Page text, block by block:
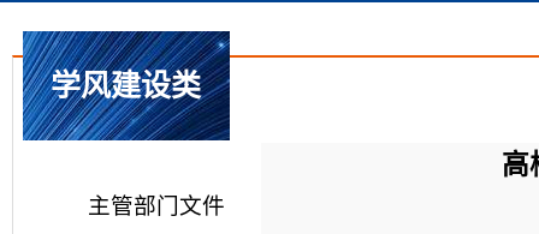
高
学风建设类
主管部门文件